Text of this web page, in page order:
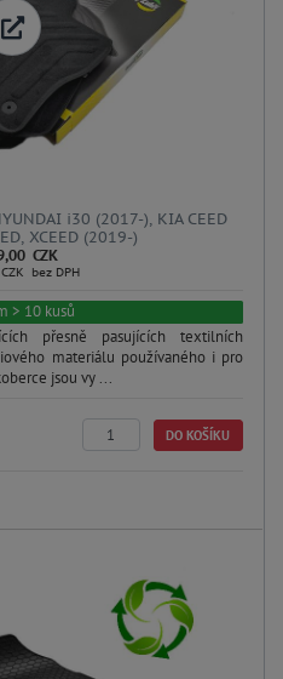
i30 (2017-), KIA CEED
XCEED (2019-)
CZK
bez DPH
> 10 kusů
přesně pasujících textilních
materiálu používaného i pro
jsou vy ...
DO KOŠÍKU